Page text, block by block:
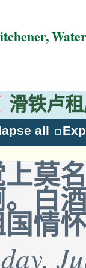
滑铁卢
all
莫
白
情